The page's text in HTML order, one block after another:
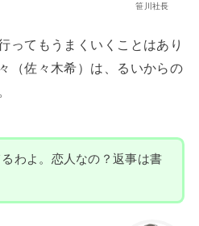
笹川社長
ってもうまくいくことはあり
（佐々木希）は、るいからの
るわよ。恋人なの？返事は書